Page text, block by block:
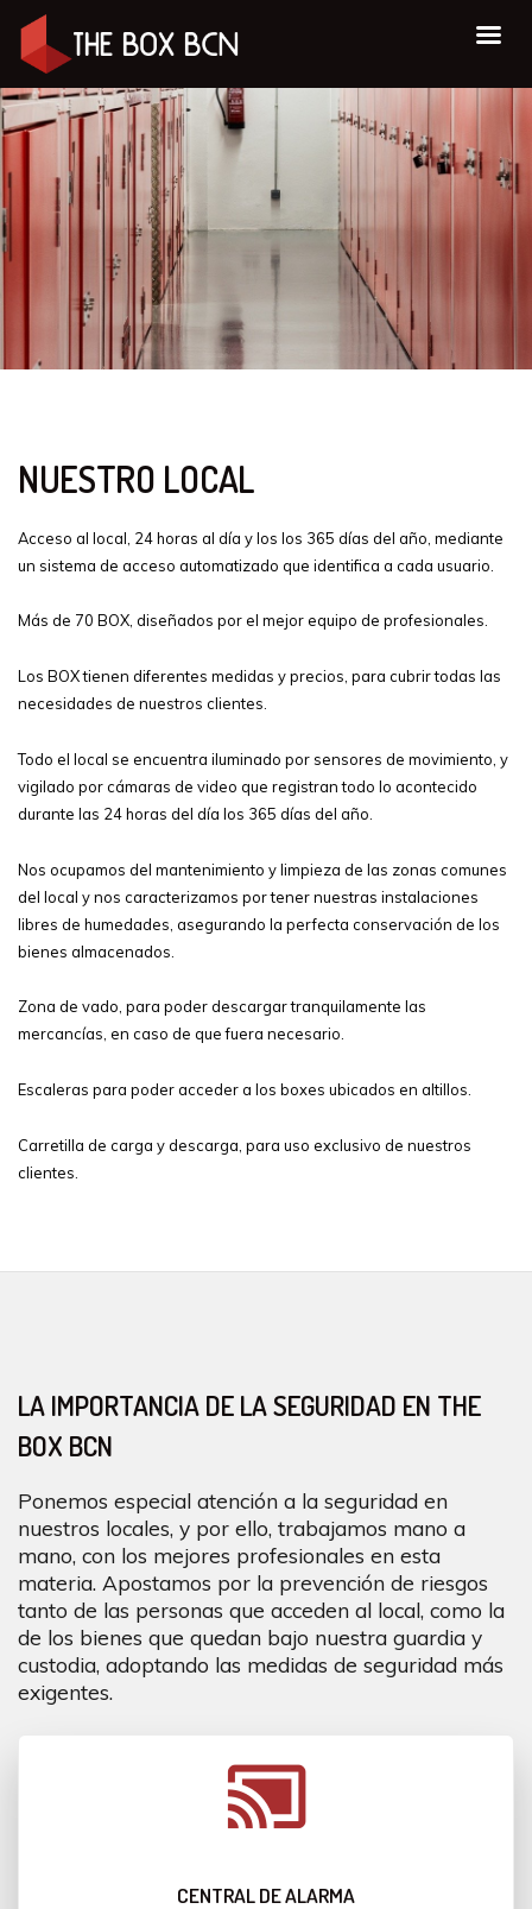
NUESTRO LOCAL
Acceso al local, 24 horas al día y los los 365 días del año, mediante
un sistema de acceso automatizado que identifica a cada usuario.
Más de 70 BOX, diseñados por el mejor equipo de profesionales.
Los BOX tienen diferentes medidas y precios, para cubrir todas las
necesidades de nuestros clientes.
Todo el local se encuentra iluminado por sensores de movimiento, y
vigilado por cámaras de video que registran todo lo acontecido
durante las 24 horas del día los 365 días del año.
Nos ocupamos del mantenimiento y limpieza de las zonas comunes
del local y nos caracterizamos por tener nuestras instalaciones
libres de humedades, asegurando la perfecta conservación de los
bienes almacenados.
Zona de vado, para poder descargar tranquilamente las
mercancías, en caso de que fuera necesario.
Escaleras para poder acceder a los boxes ubicados en altillos.
Carretilla de carga y descarga, para uso exclusivo de nuestros
clientes.
LA IMPORTANCIA DE LA SEGURIDAD EN THE
BOX BCN
Ponemos especial atención a la seguridad en
nuestros locales, y por ello, trabajamos mano a
mano, con los mejores profesionales en esta
materia. Apostamos por la prevención de riesgos
tanto de las personas que acceden al local, como la
de los bienes que quedan bajo nuestra guardia y
custodia, adoptando las medidas de seguridad más
exigentes.
cast_connected
CENTRAL DE ALARMA